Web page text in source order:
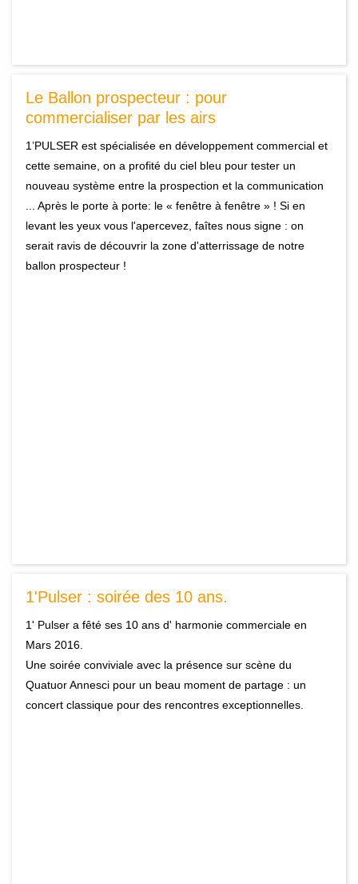
Le Ballon prospecteur : pour
commercialiser par les airs
1’PULSER est spécialisée en développement commercial et
cette semaine, on a profité du ciel bleu pour tester un
nouveau système entre la prospection et la communication
... Après le porte à porte: le « fenêtre à fenêtre » ! Si en
levant les yeux vous l'apercevez, faîtes nous signe : on
serait ravis de découvrir la zone d'atterrissage de notre
ballon prospecteur !
1'Pulser : soirée des 10 ans.
1' Pulser a fêté ses 10 ans d' harmonie commerciale en
Mars 2016.
Une soirée conviviale avec la présence sur scène du
Quatuor Annesci pour un beau moment de partage : un
concert classique pour des rencontres exceptionnelles.